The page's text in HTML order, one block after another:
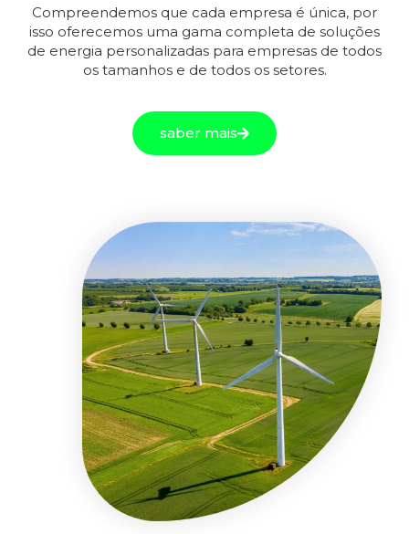
Compreendemos que cada empresa é única, por
isso oferecemos uma gama completa de soluções
de energia personalizadas para empresas de todos
os tamanhos e de todos os setores.
saber mais